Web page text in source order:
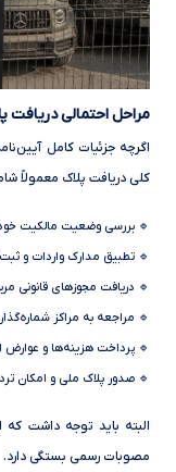
مراحل احتمالی دریافت
اگرچه جزئیات کامل
کلی دریافت پلاک معمولاً
🔹 بررسی وضعیت مالکیت
🔹 تطبیق مدارک واردات و ثبت
🔹 دریافت مجوزهای قانونی
🔹 مراجعه به مراکز
🔹 پرداخت هزینه‌ها و عوارض
🔹 صدور پلاک ملی و امکان
البته باید توجه داشت که
مصوبات رسمی بستگی دارد.